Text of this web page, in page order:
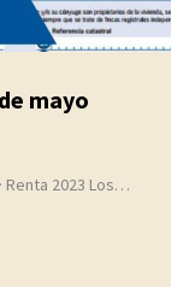
mayo
Renta 2023 Los…